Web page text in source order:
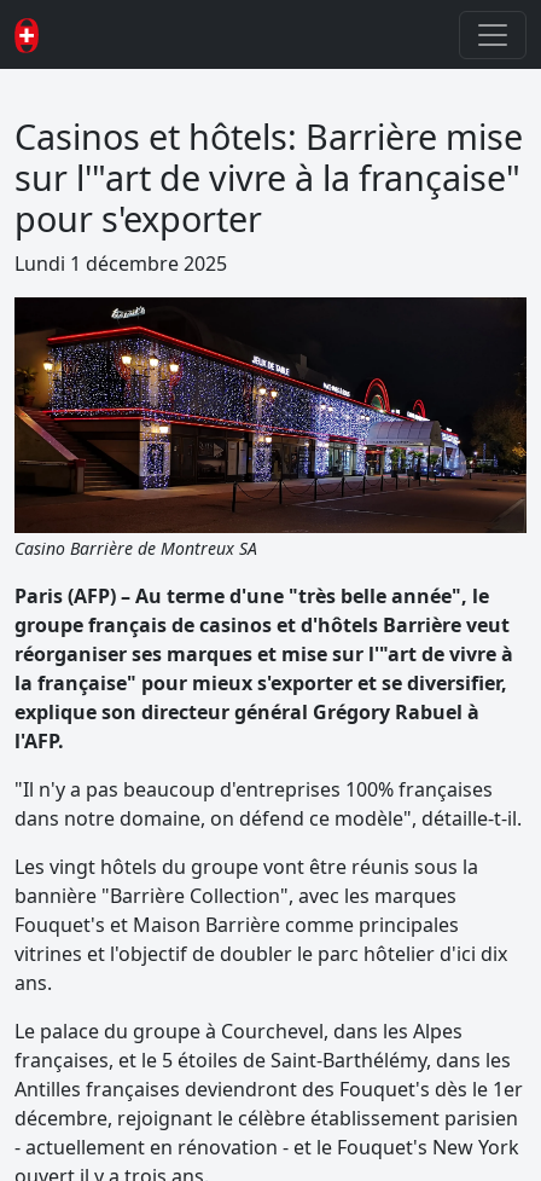
Casinos et hôtels: Barrière mise
sur l'"art de vivre à la française"
pour s'exporter
Lundi 1 décembre 2025
Casino Barrière de Montreux SA
Paris (AFP) – Au terme d'une "très belle année", le
groupe français de casinos et d'hôtels Barrière veut
réorganiser ses marques et mise sur l'"art de vivre à
la française" pour mieux s'exporter et se diversifier,
explique son directeur général Grégory Rabuel à
l'AFP.
"Il n'y a pas beaucoup d'entreprises 100% françaises
dans notre domaine, on défend ce modèle", détaille-t-il.
Les vingt hôtels du groupe vont être réunis sous la
bannière "Barrière Collection", avec les marques
Fouquet's et Maison Barrière comme principales
vitrines et l'objectif de doubler le parc hôtelier d'ici dix
ans.
Le palace du groupe à Courchevel, dans les Alpes
françaises, et le 5 étoiles de Saint-Barthélémy, dans les
Antilles françaises deviendront des Fouquet's dès le 1er
décembre, rejoignant le célèbre établissement parisien
- actuellement en rénovation - et le Fouquet's New York